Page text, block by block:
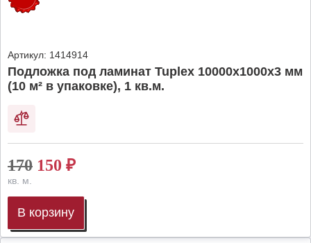
Артикул: 1414914
Подложка под ламинат Tuplex 10000x1000x3 мм
(10 м² в упаковке), 1 кв.м.
170 150 ₽
кв. м.
В корзину